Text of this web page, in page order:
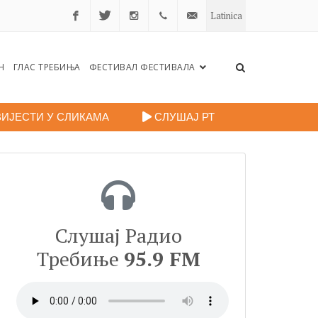
Latinica
ГЛАС ТРЕБИЊА ФЕСТИВАЛ ФЕСТИВАЛА
У СЛИКАМА СЛУШАЈ РТ
Слушај Радио
Требиње 95.9 FM